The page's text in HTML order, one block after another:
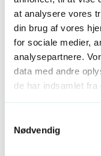
at analysere vores
din brug af vores
for sociale medier,
analysepartnere.
data med andre
de har indsamlet fra
Nødvendig